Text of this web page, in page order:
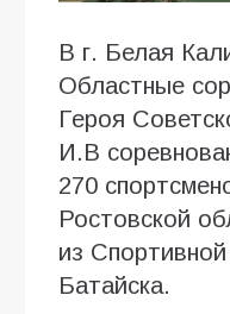
В г. Белая
Областные
Героя
И.В
270
Ростовской
из
Батайска.